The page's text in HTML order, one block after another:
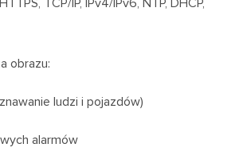
TCP/IP, IPv4/IPv6, NTP, DHCP,
obrazu:
ludzi i pojazdów)
alarmów